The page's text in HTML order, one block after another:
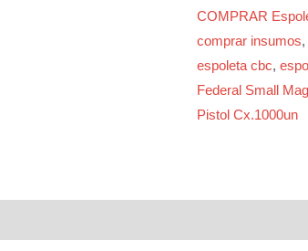
Pistol
quantidade
COMPRAR
comprar insumos,
espoleta cbc,
Federal Small
Pistol Cx.1000un